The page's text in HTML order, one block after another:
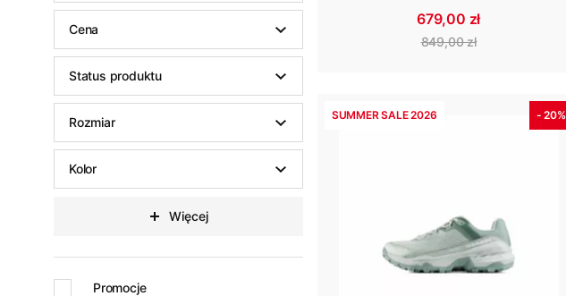
Cena
Status produktu
Rozmiar
Kolor
Więcej
Promocje
679,00 zł
849,00 zł
SUMMER SALE 2026 - 20%